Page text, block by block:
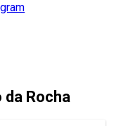
da Rocha